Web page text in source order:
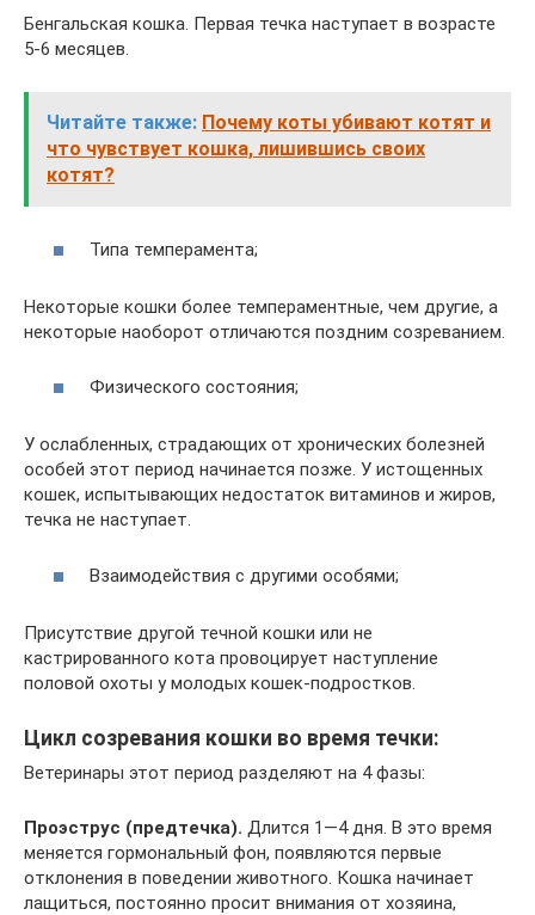
Бенгальская кошка. Первая течка наступает в возрасте
5-6 месяцев.
Читайте также: Почему коты убивают котят и
что чувствует кошка, лишившись своих
котят?
Типа темперамента;
Некоторые кошки более темпераментные, чем другие, а
некоторые наоборот отличаются поздним созреванием.
Физического состояния;
У ослабленных, страдающих от хронических болезней
особей этот период начинается позже. У истощенных
кошек, испытывающих недостаток витаминов и жиров,
течка не наступает.
Взаимодействия с другими особями;
Присутствие другой течной кошки или не
кастрированного кота провоцирует наступление
половой охоты у молодых кошек-подростков.
Цикл созревания кошки во время течки:
Ветеринары этот период разделяют на 4 фазы:
Проэструс (предтечка). Длится 1—4 дня. В это время
меняется гормональный фон, появляются первые
отклонения в поведении животного. Кошка начинает
лащиться, постоянно просит внимания от хозяина,